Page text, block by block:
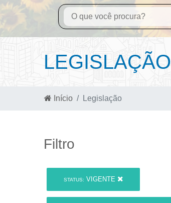
LEGISLAÇÃO
Início Legislação
Filtro
STATUS: VIGENTE